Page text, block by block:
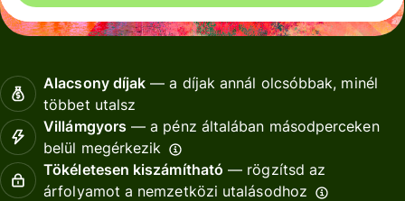
Alacsony díjak — a díjak annál olcsóbbak, minél
többet utalsz
Villámgyors — a pénz általában másodperceken
belül megérkezik
Tökéletesen kiszámítható — rögzítsd az
árfolyamot a nemzetközi utalásodhoz